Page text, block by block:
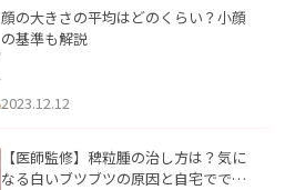
顔の大きさの平均はどのくらい？小顔
の基準も解説
2023.12.12
【医師監修】稗粒腫の治し方は？気に
なる白いブツブツの原因と自宅ででき